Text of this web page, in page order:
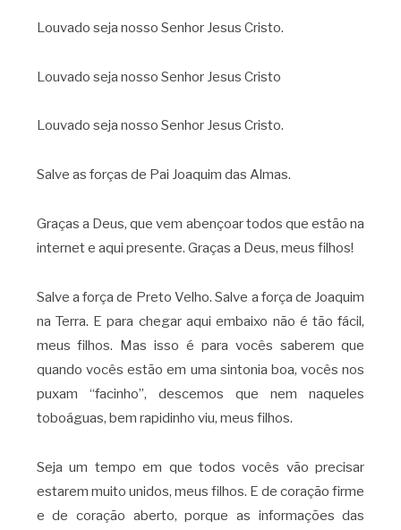
Louvado seja nosso Senhor Jesus Cristo.
Louvado seja nosso Senhor Jesus Cristo
Louvado seja nosso Senhor Jesus Cristo.
Salve as forças de Pai Joaquim das Almas.
Graças a Deus, que vem abençoar todos que estão na
internet e aqui presente. Graças a Deus, meus filhos!
Salve a força de Preto Velho. Salve a força de Joaquim
na Terra. E para chegar aqui embaixo não é tão fácil,
meus filhos. Mas isso é para vocês saberem que
quando vocês estão em uma sintonia boa, vocês nos
puxam “facinho”, descemos que nem naqueles
toboáguas, bem rapidinho viu, meus filhos.
Seja um tempo em que todos vocês vão precisar
estarem muito unidos, meus filhos. E de coração firme
e de coração aberto, porque as informações das